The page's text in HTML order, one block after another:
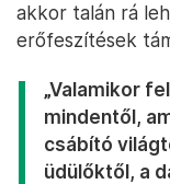
akkor talán rá
erőfeszítések
„Valamikor
mindentől,
csábító
üdülőktől, a